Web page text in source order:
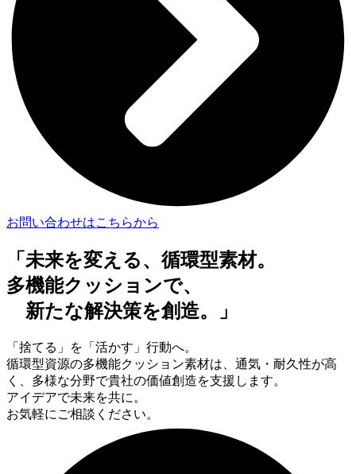
お問い合わせはこちらから
「未来を変える、循環型素材。
多機能クッションで、
新たな解決策を創造。」
「捨てる」を「活かす」行動へ。
循環型資源の多機能クッション素材は、通気・耐久性が高
く、多様な分野で貴社の価値創造を支援します。
アイデアで未来を共に。
お気軽にご相談ください。